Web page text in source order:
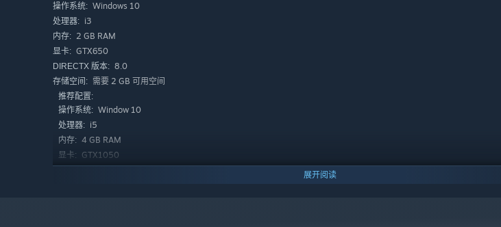
在《克瑞因的纷争》里，你要经常面临各种敌人的攻击，请构筑属于自己的卡组应对各种战斗！总数达到
随时替换不同体系，面对劲敌游刃有余。
操作系统: Windows 10
处理器: i3
内存: 2 GB RAM
显卡: GTX650
DIRECTX 版本: 8.0
存储空间: 需要 2 GB 可用空间
推荐配置:
操作系统: Window 10
处理器: i5
内存: 4 GB RAM
显卡: GTX1050
展开阅读